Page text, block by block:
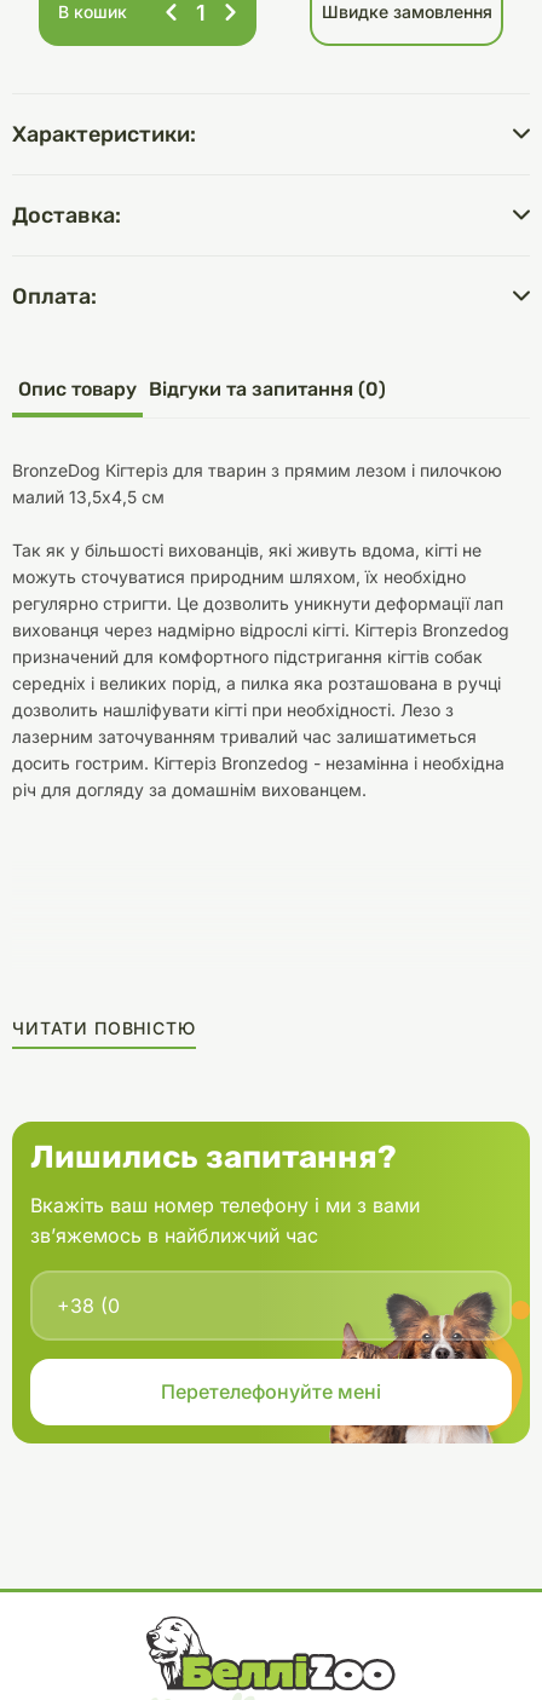
В кошик Швидке замовлення
Характеристики:
Доставка:
Оплата:
Опис товару Відгуки та запитання (0)
BronzeDog Кігтеріз для тварин з прямим лезом і пилочкою
малий 13,5х4,5 см
Так як у більшості вихованців, які живуть вдома, кігті не
можуть сточуватися природним шляхом, їх необхідно
регулярно стригти. Це дозволить уникнути деформації лап
вихованця через надмірно відрослі кігті. Кігтеріз Bronzedog
призначений для комфортного підстригання кігтів собак
середніх і великих порід, а пилка яка розташована в ручці
дозволить нашліфувати кігті при необхідності. Лезо з
лазерним заточуванням тривалий час залишатиметься
досить гострим. Кігтеріз Bronzedog - незамінна і необхідна
річ для догляду за домашнім вихованцем.
ЧИТАТИ ПОВНІСТЮ
Лишились запитання?
Вкажіть ваш номер телефону і ми з вами
зв’яжемось в найближчий час